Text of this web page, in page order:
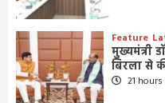
Feature
मुख्यमंत्री
बिरला से
21